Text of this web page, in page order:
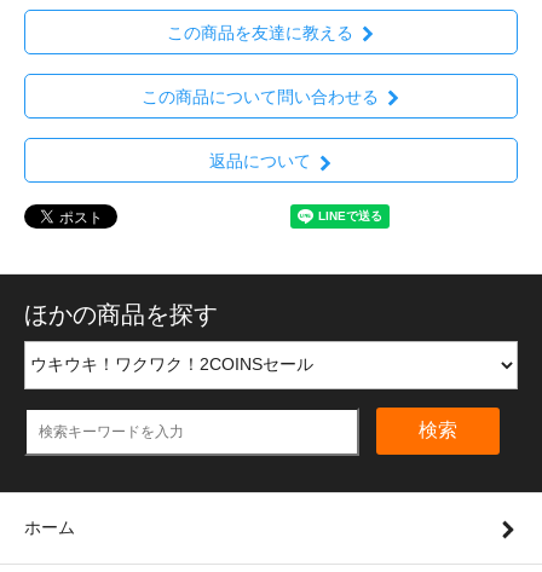
この商品を友達に教える
この商品について問い合わせる
返品について
ほかの商品を探す
検索
ホーム